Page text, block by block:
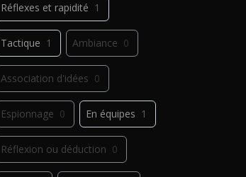
Réflexes et rapidité 1
Tactique 1 Ambiance 0
Association d'idées 0
Espionnage 0 En équipes 1
Réflexion ou déduction 0